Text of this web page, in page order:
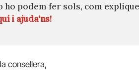
ho podem fer sols, com
i ajuda'ns!
consellera,